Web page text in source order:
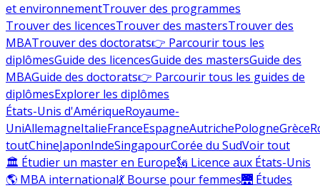
et environnementTrouver des programmes
Trouver des licencesTrouver des mastersTrouver des
MBATrouver des doctorats👉 Parcourir tous les
diplômesGuide des licencesGuide des mastersGuide des
MBAGuide des doctorats👉 Parcourir tous les guides de
diplômesExplorer les diplômes
États-Unis d'AmériqueRoyaume-
UniAllemagneItalieFranceEspagneAutrichePologneGrèce
toutChineJaponIndeSingapourCorée du SudVoir tout
🏛 Étudier un master en Europe🗽 Licence aux États-Unis
🌎 MBA international💃 Bourse pour femmes🌉 Études